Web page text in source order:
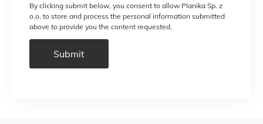
By clicking submit below, you consent to allow Planika Sp. z
o.o. to store and process the personal information submitted
above to provide you the content requested.